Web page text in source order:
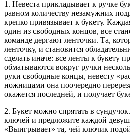
1. Невеста прикладывает к ручке
равном количеству незамужних
крепко привязывает к букету.
один из свободных концов, все
команде дергают ленточки. Та,
ленточку, и становится
сделать иначе: все ленты к букету
обматываются вокруг ручки
руки свободные концы, невесту
ножницами она поочередно
окажется последней, и получает
2. Букет можно спрятать в
ключей и предложите каждой
«Выигрывает» та, чей ключик